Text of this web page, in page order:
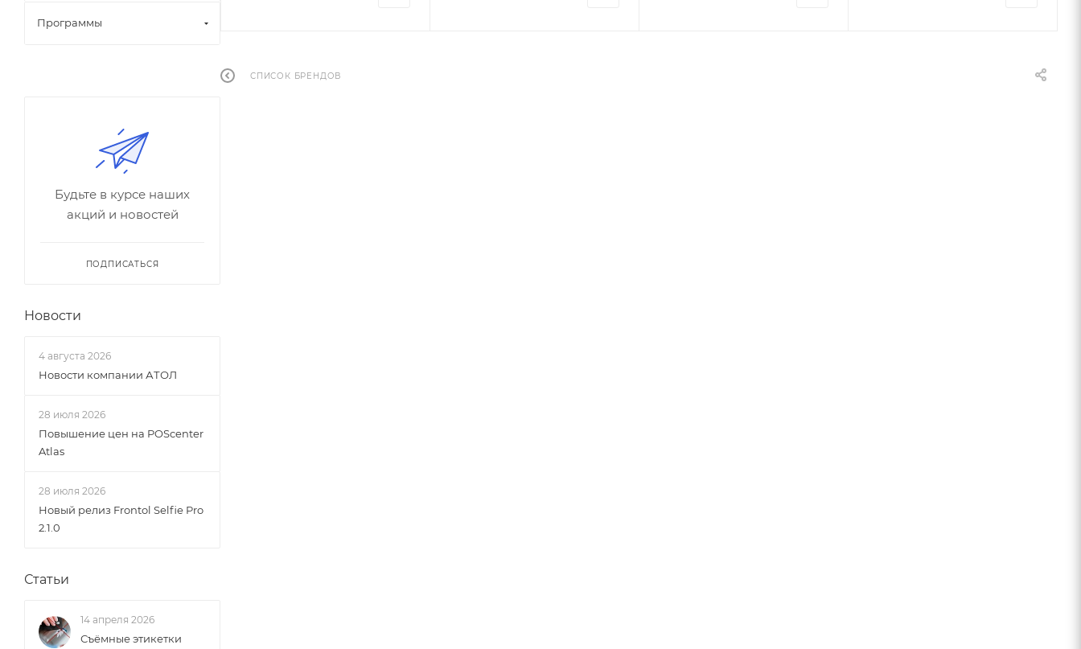
СПИСОК БРЕНДОВ
Программы
Будьте в курсе наших
акций и новостей
ПОДПИСАТЬСЯ
Новости
4 августа 2026
Новости компании АТОЛ
28 июля 2026
Повышение цен на POScenter
Atlas
28 июля 2026
Новый релиз Frontol Selfie Pro
2.1.0
Статьи
14 апреля 2026
Съёмные этикетки